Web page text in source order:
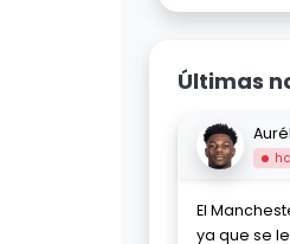
Últimas
El
ya que se